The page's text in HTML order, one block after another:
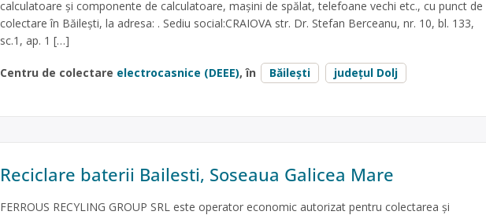
calculatoare și componente de calculatoare, mașini de spălat, telefoane vechi etc., cu punct de
colectare în Băilești, la adresa: . Sediu social:CRAIOVA str. Dr. Stefan Berceanu, nr. 10, bl. 133,
sc.1, ap. 1 […]
Centru de colectare electrocasnice (DEEE), în Băilești județul Dolj
Reciclare baterii Bailesti, Soseaua Galicea Mare
FERROUS RECYLING GROUP SRL este operator economic autorizat pentru colectarea și